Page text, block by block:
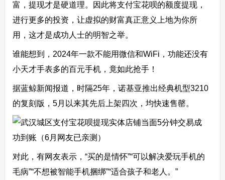
富，提现才是硬道理。因此将支付宝花呗的额度提现，
进行更多的投资，让虚拟的财富真正意义上地为你所
用，这才是成功人士的明智之举。
谁能想到，2024年一款不能用微信和WiFi，功能还没有
小天才手表多的百元手机，竟如此抢手！
据蓝鲸新闻报道，时隔25年，诺基亚推出经典机型3210
的复刻版，5月以来其先后上架四次，均快速售罄。
对此，有网友表示，“买的是情怀”“可以解决爱玩手机的
毛病”“不想被智能手机捆绑”“适合孩子和老人。”